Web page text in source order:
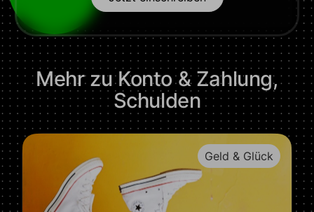
Mehr zuKonto & Zahlung,
Schulden
Geld & Glück